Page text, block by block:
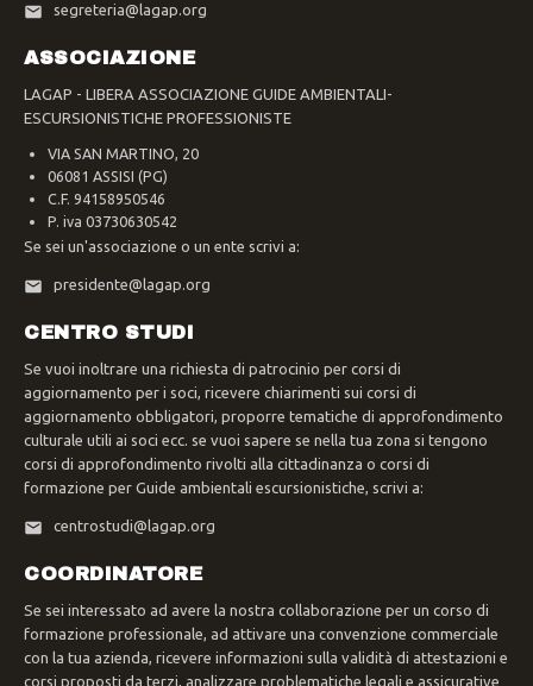
segreteria@lagap.org
ASSOCIAZIONE
LAGAP - LIBERA ASSOCIAZIONE GUIDE AMBIENTALI-
ESCURSIONISTICHE PROFESSIONISTE
VIA SAN MARTINO, 20
06081 ASSISI (PG)
C.F. 94158950546
P. iva 03730630542
Se sei un'associazione o un ente scrivi a:
presidente@lagap.org
CENTRO STUDI
Se vuoi inoltrare una richiesta di patrocinio per corsi di
aggiornamento per i soci, ricevere chiarimenti sui corsi di
aggiornamento obbligatori, proporre tematiche di approfondimento
culturale utili ai soci ecc. se vuoi sapere se nella tua zona si tengono
corsi di approfondimento rivolti alla cittadinanza o corsi di
formazione per Guide ambientali escursionistiche, scrivi a:
centrostudi@lagap.org
COORDINATORE
Se sei interessato ad avere la nostra collaborazione per un corso di
formazione professionale, ad attivare una convenzione commerciale
con la tua azienda, ricevere informazioni sulla validità di attestazioni e
corsi proposti da terzi, analizzare problematiche legali e assicurative